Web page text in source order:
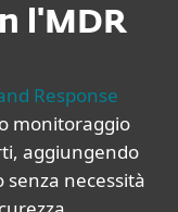
l'MDR
Response
monitoraggio
aggiungendo
necessità